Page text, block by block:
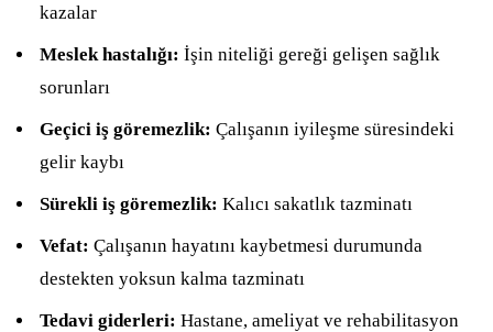
kazalar
Meslek hastalığı: İşin niteliği gereği gelişen sağlık
sorunları
Geçici iş göremezlik: Çalışanın iyileşme süresindeki
gelir kaybı
Sürekli iş göremezlik: Kalıcı sakatlık tazminatı
Vefat: Çalışanın hayatını kaybetmesi durumunda
destekten yoksun kalma tazminatı
Tedavi giderleri: Hastane, ameliyat ve rehabilitasyon